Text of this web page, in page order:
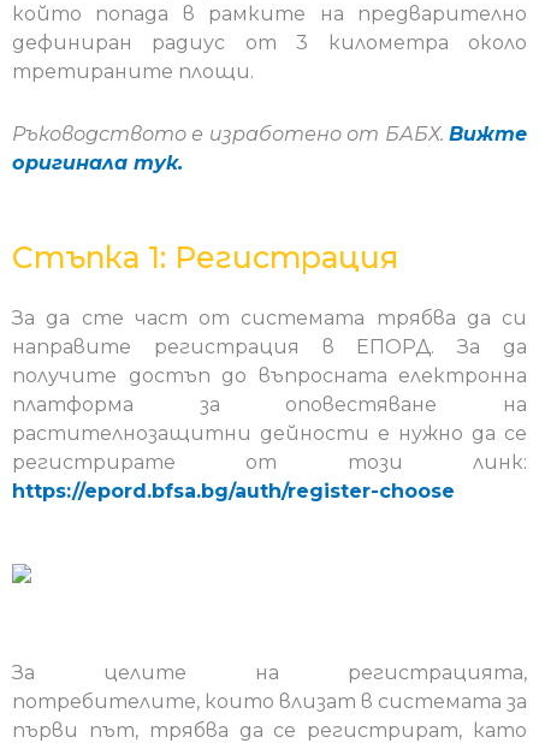
който попада в рамките на предварително
дефиниран радиус от 3 километра около
третираните площи.
Ръководството е изработено от БАБХ. Вижте
оригинала тук.
Стъпка 1: Регистрация
За да сте част от системата трябва да си
направите регистрация в ЕПОРД. За да
получите достъп до въпросната електронна
платформа за оповестяване на
растителнозащитни дейности е нужно да се
регистрирате от този линк:
https://epord.bfsa.bg/auth/register-choose
За целите на регистрацията,
потребителите, които влизат в системата за
първи път, трябва да се регистрират, като